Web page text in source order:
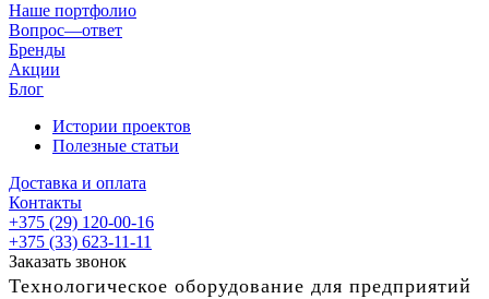
Наше портфолио
Вопрос—ответ
Бренды
Акции
Блог
Истории проектов
Полезные статьи
Доставка и оплата
Контакты
+375 (29) 120-00-16
+375 (33) 623-11-11
Заказать звонок
Технологическое оборудование для предприятий